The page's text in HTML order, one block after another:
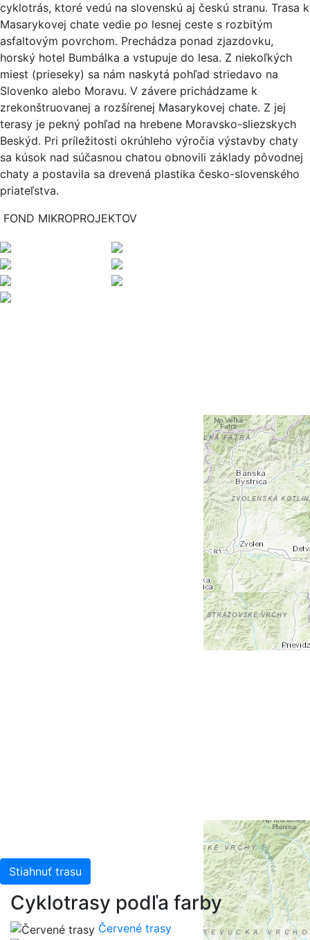
cyklotrás, ktoré vedú na slovenskú aj českú stranu. Trasa k
Masarykovej chate vedie po lesnej ceste s rozbitým
asfaltovým povrchom. Prechádza ponad zjazdovku,
horský hotel Bumbálka a vstupuje do lesa. Z niekoľkých
miest (prieseky) sa nám naskytá pohľad striedavo na
Slovenko alebo Moravu. V závere prichádzame k
zrekonštruovanej a rozšírenej Masarykovej chate. Z jej
terasy je pekný pohľad na hrebene Moravsko-sliezskych
Beskýd. Pri príležitosti okrúhleho výročia výstavby chaty
sa kúsok nad súčasnou chatou obnovili základy pôvodnej
chaty a postavila sa drevená plastika česko-slovenského
priateľstva.
FOND MIKROPROJEKTOV
Stiahnuť trasu
Cyklotrasy podľa farby
Červené trasy